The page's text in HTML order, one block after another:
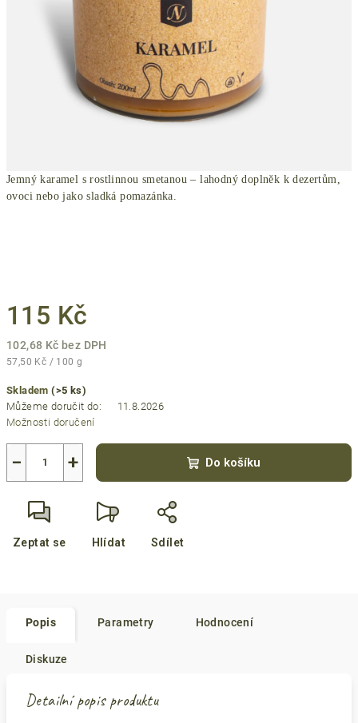
Jemný karamel s rostlinnou smetanou – lahodný doplněk k dezertům,
ovoci nebo jako sladká pomazánka.
115 Kč
102,68 Kč bez DPH
Měrná
57,50 Kč / 100 g
Skladem(>5 ks)
Můžeme doručit do:
11.8.2026
Možnosti doručení
+
− Do košíku
Zeptat se Hlídat Sdílet
Popis Parametry Hodnocení
Diskuze
Detailní popis produktu